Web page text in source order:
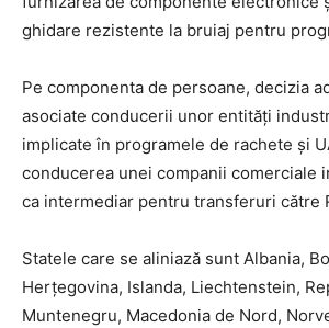
ghidare rezistente la bruiaj pentru
Pe componenta de persoane, decizia
asociate conducerii unor entități
implicate în programele de rachete și
conducerea unei companii comerciale
ca intermediar pentru transferuri către
Statele care se aliniază sunt Albania,
Herțegovina, Islanda, Liechtenstein,
Muntenegru, Macedonia de Nord,